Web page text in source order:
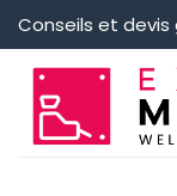
Passer
au
contenu
Conseils et